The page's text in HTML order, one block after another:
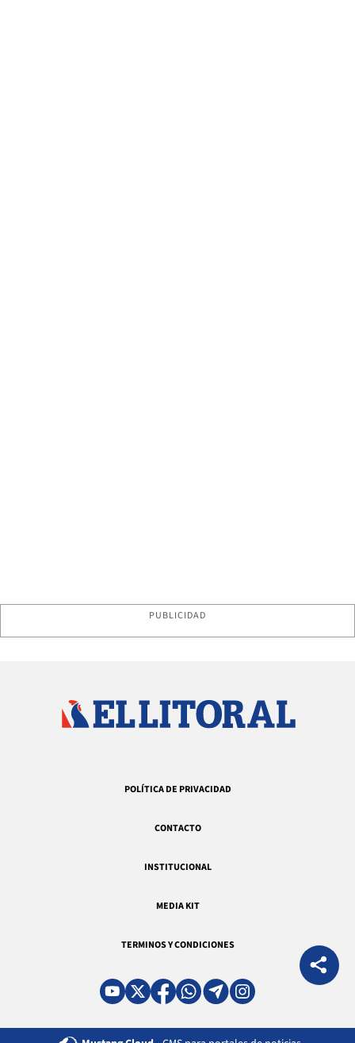
PUBLICIDAD
POLÍTICA DE PRIVACIDAD
CONTACTO
INSTITUCIONAL
MEDIA KIT
TERMINOS Y CONDICIONES